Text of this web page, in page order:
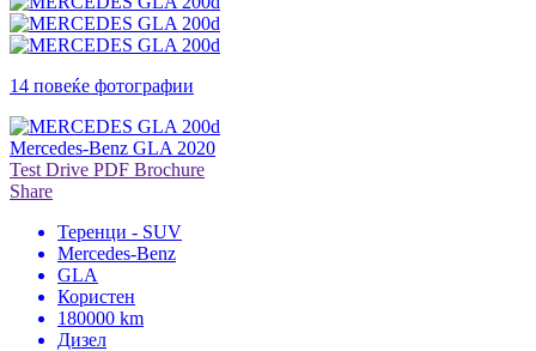
14 повеќе фотографии
Mercedes-Benz GLA 2020
Test Drive PDF Brochure
Share
Теренци - SUV
Mercedes-Benz
GLA
Користен
180000 km
Дизел